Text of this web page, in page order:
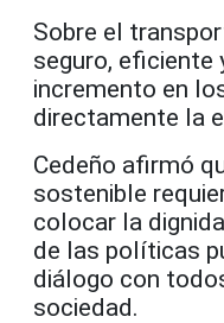
Sobre el
seguro, eficiente
incremento en
directamente la
Cedeño afirmó
sostenible
colocar la
de las políticas
diálogo con
sociedad.